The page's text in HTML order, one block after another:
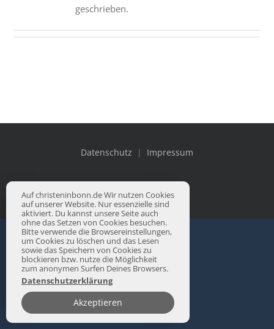
Auf christeninbonn.de Wir nutzen Cookies
auf unserer Website. Nur essenzielle sind
aktiviert. Du kannst unsere Seite auch
ohne das Setzen von Cookies besuchen.
Bitte verwende die Browsereinstellungen,
um Cookies zu löschen und das Lesen
sowie das Speichern von Cookies zu
blockieren bzw. nutze die Möglichkeit
zum anonymen Surfen Deines Browsers.
Datenschutzerklärung
Akzeptieren
geschrieben.
Datenschutz | Impressum